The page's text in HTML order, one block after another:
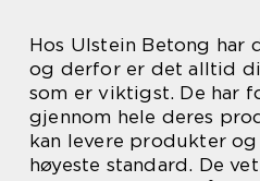
Hos Ulstein Betong har
og derfor er det alltid
som er viktigst. De har
gjennom hele deres
kan levere produkter
høyeste standard. De